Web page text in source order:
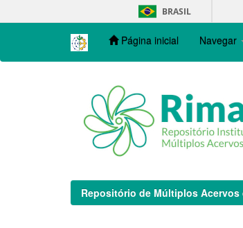
navigation
BRASIL
Página inicial Navegar
Repositório de Múltiplos Acervos